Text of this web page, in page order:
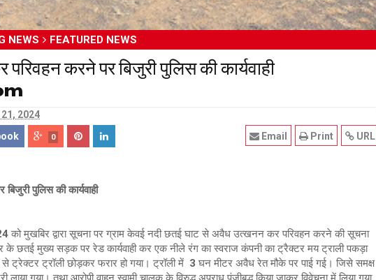
NEWS FEATURED NEWS
करने पर बिजुरी पुलिस की कार्यवाही
21, 2024
0 URL
Print
Email
पुलिस की कार्यवाही
मुखबिर द्वारा सूचना पर ग्राम केवई नदी छतई घाट से अवैध उत्खनन कर परिवहन करने की सूचना
के छतई मुख्य सड़क पर रेड कार्यवाही कर एक नीले रंग का स्वराज कंपनी का ट्रैक्टर मय ट्राली पकड़ा
ट्रॉली छोड़कर फरार हो गया। ट्रॉली में 3 घन मीटर अवैध रेत मौके पर पाई गई। जिसे समक्ष